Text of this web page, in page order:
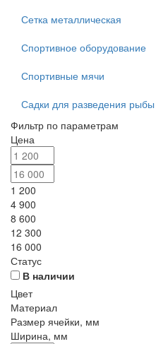
Сетка металлическая
Спортивное оборудование
Спортивные мячи
Садки для разведения рыбы
Фильтр по параметрам
Цена
1 200
4 900
8 600
12 300
16 000
Статус
В наличии
Цвет
Материал
Размер ячейки, мм
Ширина, мм